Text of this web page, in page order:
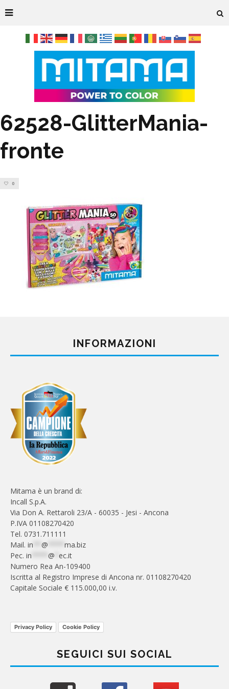
62528-GlitterMania-
fronte
0
INFORMAZIONI
Mitama è un brand di:
Incall S.p.A.
Via Don A. Rettaroli 23/A - 60035 - Jesi - Ancona
P.IVA 01108270420
Tel. 0731.711111
Mail. in @
ma.biz
Pec. in @ ec.it
Numero Rea An-109400
Iscritta al Registro Imprese di Ancona nr. 01108270420
Capitale Sociale € 115.000,00 i.v.
Privacy Policy Cookie Policy
SEGUICI SUI SOCIAL